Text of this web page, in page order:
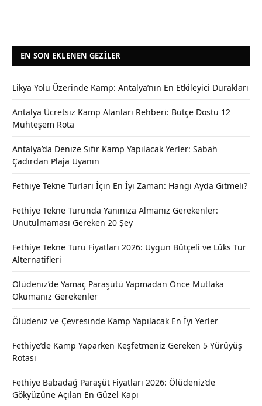
EN SON EKLENEN GEZILER
Likya Yolu Üzerinde Kamp: Antalya’nın En Etkileyici Durakları
Antalya Ücretsiz Kamp Alanları Rehberi: Bütçe Dostu 12
Muhteşem Rota
Antalya’da Denize Sıfır Kamp Yapılacak Yerler: Sabah
Çadırdan Plaja Uyanın
Fethiye Tekne Turları İçin En İyi Zaman: Hangi Ayda Gitmeli?
Fethiye Tekne Turunda Yanınıza Almanız Gerekenler:
Unutulmaması Gereken 20 Şey
Fethiye Tekne Turu Fiyatları 2026: Uygun Bütçeli ve Lüks Tur
Alternatifleri
Ölüdeniz’de Yamaç Paraşütü Yapmadan Önce Mutlaka
Okumanız Gerekenler
Ölüdeniz ve Çevresinde Kamp Yapılacak En İyi Yerler
Fethiye’de Kamp Yaparken Keşfetmeniz Gereken 5 Yürüyüş
Rotası
Fethiye Babadağ Paraşüt Fiyatları 2026: Ölüdeniz’de
Gökyüzüne Açılan En Güzel Kapı